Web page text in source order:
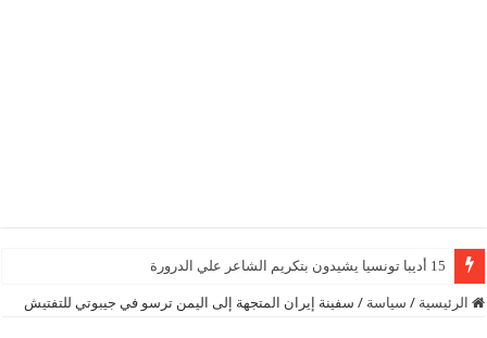
15 أديبا تونسيا يشيدون بتكريم الشاعر علي الدرورة
الرئيسية / سياسة / سفينة إيران المتجهة إلى اليمن ترسو في جيبوتي للتفتيش